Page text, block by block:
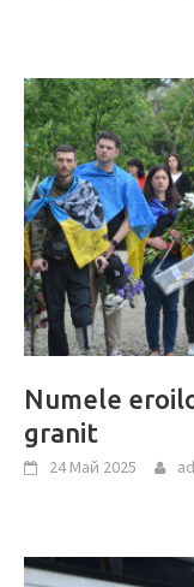
Numele
granit
24 Май 2025